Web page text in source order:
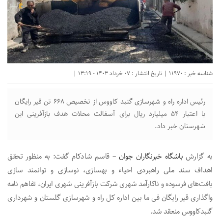
شناسه خبر : 11970 | تاریخ انتشار : 07 خرداد 1403 - 13:19 |
رئیس اداره راه و شهرسازی گنبد کاووس از تخصیص ۶۶۸ تن قیر رایگان
با اعتبار ۵۴ میلیارد ریال برای آسفالت محلات هدف بازآفرینی این
شهرستان خبر داد.
به گزارش باشگاه خبرنگاران جوان– قاسم شادکام گفت: به منظور تحقق
اهداف سند ملی راهبردی احیاء و بهسازی، نوسازی و توانمند سازی
بافت‌های فرسوده و ناکارآمد شهری شرکت بازآفرینی شهری ایران، تفاهم نامه
واگذاری قیر رایگان فی ما بین اداره کل راه و شهرسازی گلستان و شهرداری
گنبدکاووس منعقد شد.